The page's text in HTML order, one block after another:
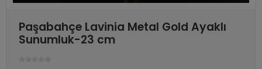
Paşabahçe Lavinia Metal Gold Ayaklı
Sunumluk-23 cm